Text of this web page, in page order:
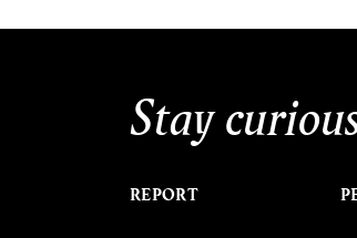
Stay
REPORT